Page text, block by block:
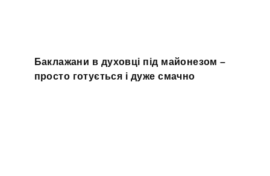
Баклажани в духовці під майонезом –
просто готується і дуже смачно